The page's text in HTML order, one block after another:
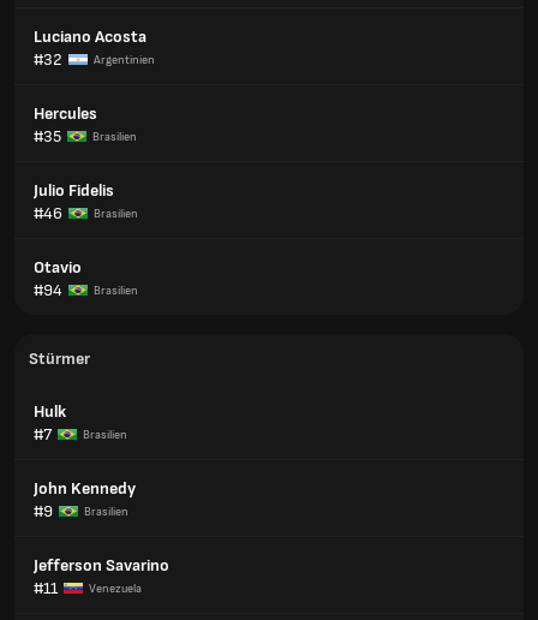
Luciano Acosta
#32
Argentinien
Hercules
#35
Brasilien
Julio Fidelis
#46
Brasilien
Otavio
#94
Brasilien
Stürmer
Hulk
#7
Brasilien
John Kennedy
#9
Brasilien
Jefferson Savarino
#11
Venezuela